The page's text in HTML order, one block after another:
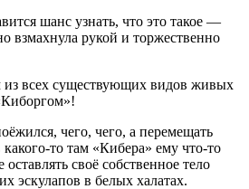
шанс узнать, что это такое —
взмахнула рукой и торжественно
всех существующих видов живых
чего, чего, а перемещать
то там «Кибера» ему что-то
своё собственное тело
эскулапов в белых халатах.